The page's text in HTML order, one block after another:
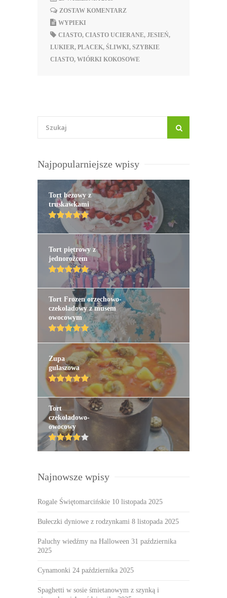
ZOSTAW KOMENTARZ
WYPIEKI
CIASTO, CIASTO UCIERANE, JESIEŃ,
LUKIER, PLACEK, ŚLIWKI, SZYBKIE
CIASTO, WIÓRKI KOKOSOWE
Najpopularniejsze wpisy
Tort bezowy z
truskawkami
Tort piętrowy z
jednorożcem
Tort Frozen orzechowo-
czekoladowy z musem
owocowym
Zupa
gulaszowa
Tort
czekoladowo-
owocowy
Najnowsze wpisy
Rogale Świętomarcińskie 10 listopada 2025
Bułeczki dyniowe z rodzynkami 8 listopada 2025
Paluchy wiedźmy na Halloween 31 października
2025
Cynamonki 24 października 2025
Spaghetti w sosie śmietanowym z szynką i